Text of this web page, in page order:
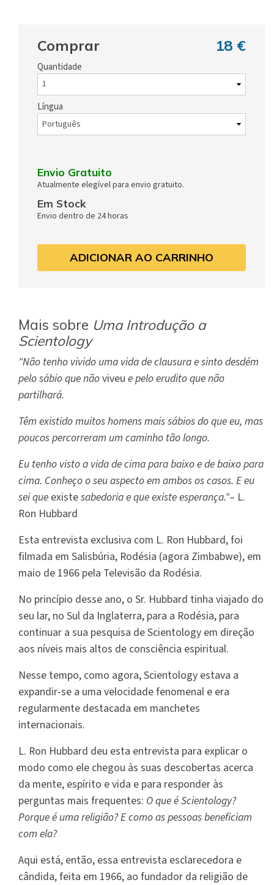
Comprar 18 €
Quantidade
Língua
Envio Gratuito
Atualmente elegível para envio gratuito.
Em Stock
Envio dentro de 24 horas
ADICIONAR AO CARRINHO
Mais sobre Uma Introdução a
Scientology
"Não tenho vivido uma vida de clausura e sinto desdém
pelo sábio que nãoviveu e pelo erudito que não
partilhará.
Têm existido muitos homens mais sábios do que eu, mas
poucos percorreram um caminho tão longo.
Eu tenho visto a vida de cima para baixo e de baixo para
cima. Conheço o seu aspecto em ambos os casos. E eu
sei que existesabedoria e que existe esperança."– L.
Ron Hubbard
Esta entrevista exclusiva com L. Ron Hubbard, foi
filmada em Salisbúria, Rodésia (agora Zimbabwe), em
maio de 1966 pela Televisão da Rodésia.
No princípio desse ano, o Sr. Hubbard tinha viajado do
seu lar, no Sul da Inglaterra, para a Rodésia, para
continuar a sua pesquisa de Scientology em direção
aos níveis mais altos de consciência espiritual.
Nesse tempo, como agora, Scientology estava a
expandir-se a uma velocidade fenomenal e era
regularmente destacada em manchetes
internacionais.
L. Ron Hubbard deu esta entrevista para explicar o
modo como ele chegou às suas descobertas acerca
da mente, espírito e vida e para responder às
perguntas mais frequentes: O que é Scientology?
Porque é uma religião? E como as pessoas beneficiam
com ela?
Aqui está, então, essa entrevista esclarecedora e
cândida, feita em 1966, ao fundador da religião de